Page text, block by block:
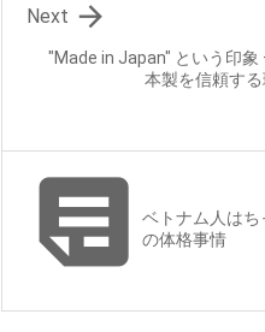
"Made in Japan" という印象
本製を信頼す

Next
ベトナム人は
の体格事情